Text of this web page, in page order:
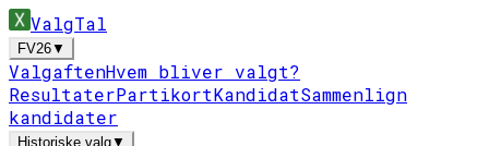
ValgTal
FV26▼
ValgaftenHvem bliver valgt?
ResultaterPartikortKandidatSammenlign
kandidater
Historiske valg▼